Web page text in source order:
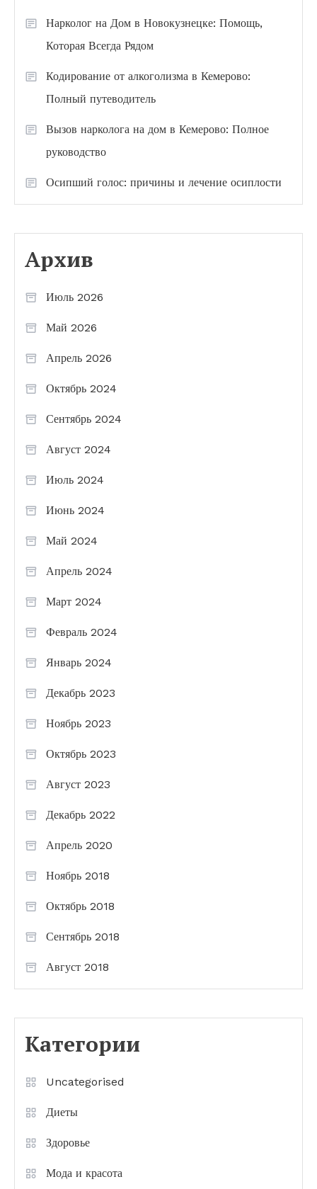
Нарколог на Дом в Новокузнецке: Помощь,
Которая Всегда Рядом
Кодирование от алкоголизма в Кемерово:
Полный путеводитель
Вызов нарколога на дом в Кемерово: Полное
руководство
Осипший голос: причины и лечение осиплости
Архив
Июль 2026
Май 2026
Апрель 2026
Октябрь 2024
Сентябрь 2024
Август 2024
Июль 2024
Июнь 2024
Май 2024
Апрель 2024
Март 2024
Февраль 2024
Январь 2024
Декабрь 2023
Ноябрь 2023
Октябрь 2023
Август 2023
Декабрь 2022
Апрель 2020
Ноябрь 2018
Октябрь 2018
Сентябрь 2018
Август 2018
Категории
Uncategorised
Диеты
Здоровье
Мода и красота